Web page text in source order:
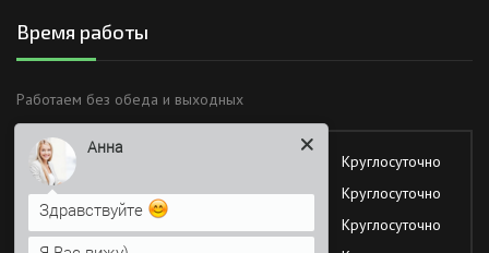
Время работы
Работаем без обеда и выходных
Понедельник
Круглосуточно
Вторник
Круглосуточно
Среда
Круглосуточно
Здравствуйте
Я Вас вижу)
Напишите сюда свой вопрос.